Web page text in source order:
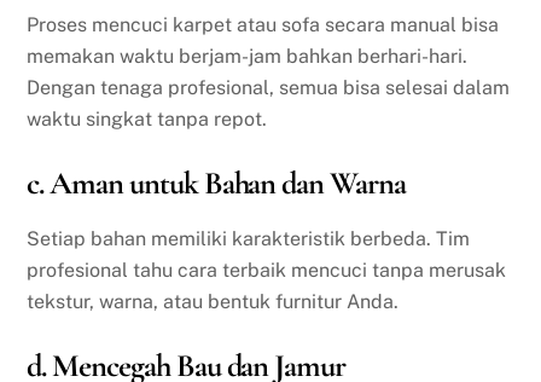
Proses mencuci karpet atau sofa secara manual bisa
memakan waktu berjam-jam bahkan berhari-hari.
Dengan tenaga profesional, semua bisa selesai dalam
waktu singkat tanpa repot.
c. Aman untuk Bahan dan Warna
Setiap bahan memiliki karakteristik berbeda. Tim
profesional tahu cara terbaik mencuci tanpa merusak
tekstur, warna, atau bentuk furnitur Anda.
d. Mencegah Bau dan Jamur